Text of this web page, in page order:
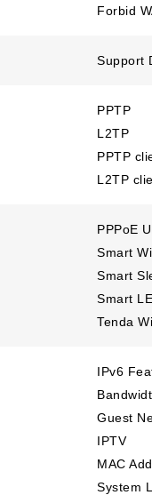
Forbid
Support
PPTP
L2TP
PPTP
L2TP
PPPoE
Smart
Smart
Smart
Tenda
IPv6
Guest
IPTV
MAC
System